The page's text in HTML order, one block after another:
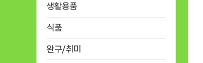
생활용품
식품
완구/취미